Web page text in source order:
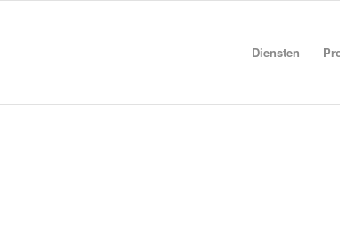
Diensten